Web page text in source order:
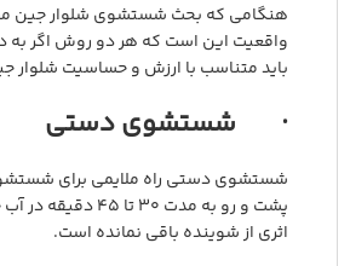
هنگامی که بحث شستشوی شلوار جین
واقعیت این است که هر دو روش اگر به
باید متناسب با ارزش و حساسیت شلوار
· شستشوی دستی
شستشوی دستی راه ملایمی برای
پشت و رو به
اثری از شوینده باقی نمانده است.